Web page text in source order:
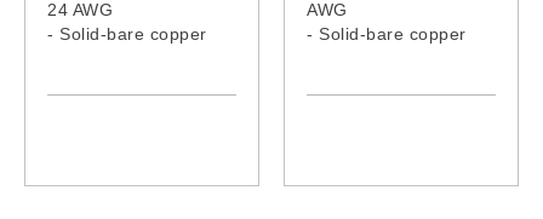
24 AWG
- Solid-bare copper
AWG
- Solid-bare copper